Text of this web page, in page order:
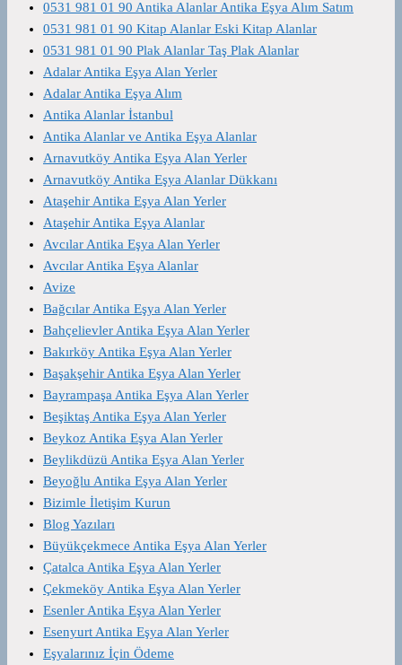
0531 981 01 90 Antika Alanlar Antika Eşya Alım Satım
0531 981 01 90 Kitap Alanlar Eski Kitap Alanlar
0531 981 01 90 Plak Alanlar Taş Plak Alanlar
Adalar Antika Eşya Alan Yerler
Adalar Antika Eşya Alım
Antika Alanlar İstanbul
Antika Alanlar ve Antika Eşya Alanlar
Arnavutköy Antika Eşya Alan Yerler
Arnavutköy Antika Eşya Alanlar Dükkanı
Ataşehir Antika Eşya Alan Yerler
Ataşehir Antika Eşya Alanlar
Avcılar Antika Eşya Alan Yerler
Avcılar Antika Eşya Alanlar
Avize
Bağcılar Antika Eşya Alan Yerler
Bahçelievler Antika Eşya Alan Yerler
Bakırköy Antika Eşya Alan Yerler
Başakşehir Antika Eşya Alan Yerler
Bayrampaşa Antika Eşya Alan Yerler
Beşiktaş Antika Eşya Alan Yerler
Beykoz Antika Eşya Alan Yerler
Beylikdüzü Antika Eşya Alan Yerler
Beyoğlu Antika Eşya Alan Yerler
Bizimle İletişim Kurun
Blog Yazıları
Büyükçekmece Antika Eşya Alan Yerler
Çatalca Antika Eşya Alan Yerler
Çekmeköy Antika Eşya Alan Yerler
Esenler Antika Eşya Alan Yerler
Esenyurt Antika Eşya Alan Yerler
Eşyalarınız İçin Ödeme